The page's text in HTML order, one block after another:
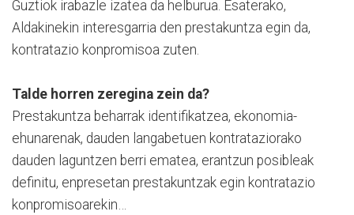
Guztiok irabazle izatea da helburua. Esaterako,
Aldakinekin interesgarria den prestakuntza egin da,
kontratazio konpromisoa zuten.
Talde horren zeregina zein da?
Prestakuntza beharrak identifikatzea, ekonomia-
ehunarenak, dauden langabetuen kontrataziorako
dauden laguntzen berri ematea, erantzun posibleak
definitu, enpresetan prestakuntzak egin kontratazio
konpromisoarekin…